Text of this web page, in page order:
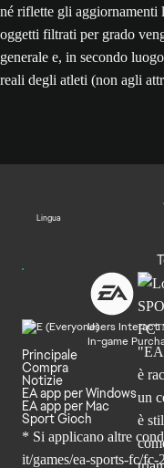
né riflette gli
oggetti filtrati per grado
generale e, in secondo
reali degli atleti (non agli
Lingua
Users Interact
In-game
Principale
Compra
Notizie
EA app per Windows
EA app per Mac
Sport Gioch
* Si applicano altre
it/games/ea-sports-fc/fc-